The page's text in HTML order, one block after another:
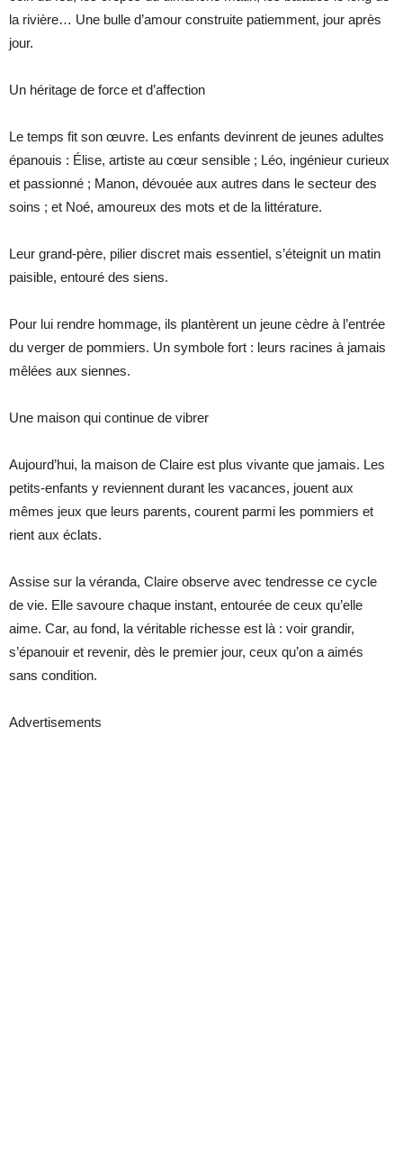
la rivière… Une bulle d’amour construite patiemment, jour après
jour.
Un héritage de force et d’affection
Le temps fit son œuvre. Les enfants devinrent de jeunes adultes
épanouis : Élise, artiste au cœur sensible ; Léo, ingénieur curieux
et passionné ; Manon, dévouée aux autres dans le secteur des
soins ; et Noé, amoureux des mots et de la littérature.
Leur grand-père, pilier discret mais essentiel, s’éteignit un matin
paisible, entouré des siens.
Pour lui rendre hommage, ils plantèrent un jeune cèdre à l’entrée
du verger de pommiers. Un symbole fort : leurs racines à jamais
mêlées aux siennes.
Une maison qui continue de vibrer
Aujourd’hui, la maison de Claire est plus vivante que jamais. Les
petits-enfants y reviennent durant les vacances, jouent aux
mêmes jeux que leurs parents, courent parmi les pommiers et
rient aux éclats.
Assise sur la véranda, Claire observe avec tendresse ce cycle
de vie. Elle savoure chaque instant, entourée de ceux qu’elle
aime. Car, au fond, la véritable richesse est là : voir grandir,
s’épanouir et revenir, dès le premier jour, ceux qu’on a aimés
sans condition.
Advertisements